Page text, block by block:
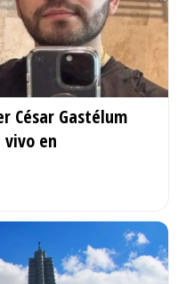
César Gastélum
en